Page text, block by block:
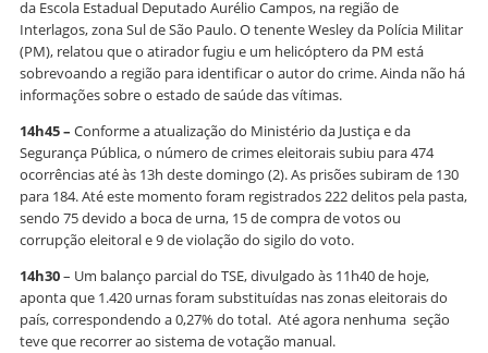
da Escola Estadual Deputado Aurélio Campos, na região de
Interlagos, zona Sul de São Paulo. O tenente Wesley da Polícia Militar
(PM), relatou que o atirador fugiu e um helicóptero da PM está
sobrevoando a região para identificar o autor do crime. Ainda não há
informações sobre o estado de saúde das vítimas.
14h45 – Conforme a atualização do Ministério da Justiça e da
Segurança Pública, o número de crimes eleitorais subiu para 474
ocorrências até às 13h deste domingo (2). As prisões subiram de 130
para 184. Até este momento foram registrados 222 delitos pela pasta,
sendo 75 devido a boca de urna, 15 de compra de votos ou
corrupção eleitoral e 9 de violação do sigilo do voto.
14h30– Um balanço parcial do TSE, divulgado às 11h40 de hoje,
aponta que 1.420 urnas foram substituídas nas zonas eleitorais do
país, correspondendo a 0,27% do total. Até agora nenhuma seção
teve que recorrer ao sistema de votação manual.